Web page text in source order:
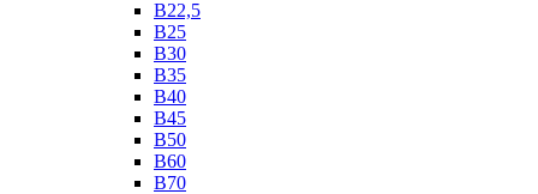
В22,5
В25
B30
В35
B40
В45
B50
B60
B70